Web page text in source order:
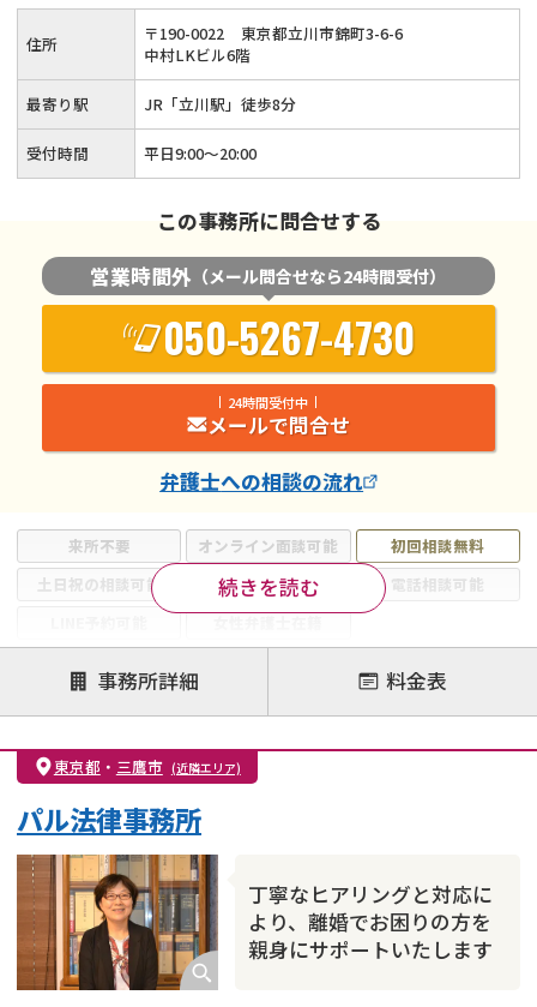
◆「立川駅」から徒歩8分
来所不要 オンライン面談可能
初回相談無料
土日祝の相談可能
19時以降電話可能
電話相談可能
注力案件
離婚前相談
離婚調停
離婚裁判
親権・面会交流権
DV
モラハラ
不貞・不倫慰謝料請求
国際離婚
財産分与
続きを読む
住所 〒190-0022
東京都立川市錦町3-6-6
中村LKビル6階
最寄り駅 JR「立川駅」徒歩8分
受付時間 平日9:00〜20:00
この事務所に問合せする
営業時間外 （メール問合せなら24時間受付）
050-5267-4730
24時間受付中
メールで問合せ
弁護士への相談の流れ
事務所詳細 料金表
東京都 ・ 三鷹市 (近隣エリア)
丁寧なヒアリングと対応に
より、離婚でお困りの方を
親身にサポートいたします
パル法律事務所